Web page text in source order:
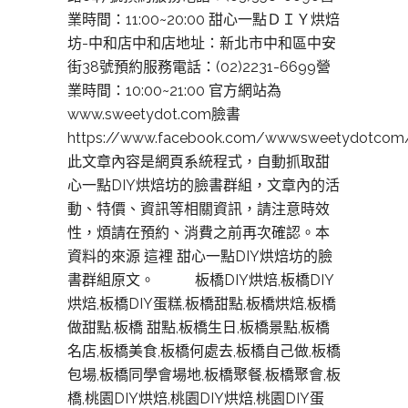
業時間：11:00~20:00 甜心一點ＤＩＹ烘焙
坊-中和店中和店地址：新北市中和區中安
街38號預約服務電話：(02)2231-6699營
業時間：10:00~21:00 官方網站為
www.sweetydot.com臉書
https://www.facebook.com/
此文章內容是網頁系統程式，自動抓取甜
心一點DIY烘焙坊的臉書群組，文章內的活
動、特價、資訊等相關資訊，請注意時效
性，煩請在預約、消費之前再次確認。本
資料的來源 這裡 甜心一點DIY烘焙坊的臉
書群組原文。 板橋DIY烘焙,板橋DIY
烘焙,板橋DIY蛋糕,板橋甜點,板橋烘焙,板橋
做甜點,板橋 甜點,板橋生日,板橋景點,板橋
名店,板橋美食,板橋何處去,板橋自己做,板橋
包場,板橋同學會場地,板橋聚餐,板橋聚會,板
橋,桃園DIY烘焙,桃園DIY烘焙,桃園DIY蛋